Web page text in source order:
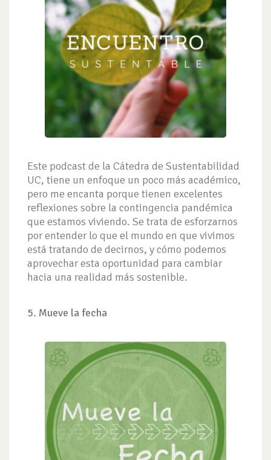
Este podcast de la Cátedra de Sustentabilidad
UC, tiene un enfoque un poco más académico,
pero me encanta porque tienen excelentes
reflexiones sobre la contingencia pandémica
que estamos viviendo. Se trata de esforzarnos
por entender lo que el mundo en que vivimos
está tratando de decirnos, y cómo podemos
aprovechar esta oportunidad para cambiar
hacia una realidad más sostenible.
5. Mueve la fecha